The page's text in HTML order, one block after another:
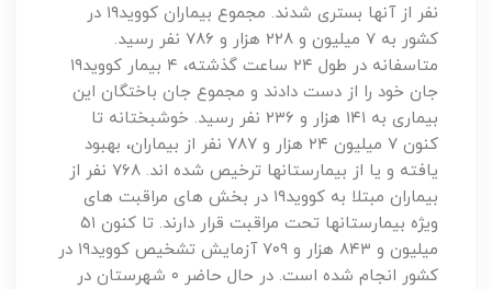
نفر از آنها بستری شدند. مجموع بیماران کووید۱۹ در
کشور به ۷ میلیون و ۲۲۸ هزار و ۷۸۶ نفر رسید.
متاسفانه در طول ۲۴ ساعت گذشته، ۴ بیمار کووید۱۹
جان خود را از دست دادند و مجموع جان باختگان این
بیماری به ۱۴۱ هزار و ۲۳۶ نفر رسید. خوشبختانه تا
کنون ۷ میلیون ۲۴ هزار و ۷۸۷ نفر از بیماران، بهبود
یافته و یا از بیمارستانها ترخیص شده اند. ۷۶۸ نفر از
بیماران مبتلا به کووید۱۹ در بخش های مراقبت های
ویژه بیمارستانها تحت مراقبت قرار دارند. تا کنون ۵۱
میلیون و ۸۴۳ هزار و ۷۰۹ آزمایش تشخیص کووید۱۹ در
کشور انجام شده است. در حال حاضر ۰ شهرستان در